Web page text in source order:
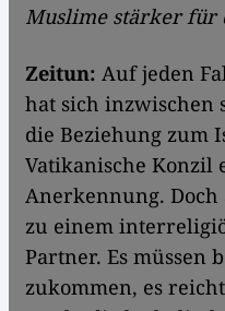
Muslime stärker für
Zeitun: Auf jeden
hat sich inzwischen
die Beziehung zum
Vatikanische
Anerkennung.
zu einem
Partner. Es müssen
zukommen, es